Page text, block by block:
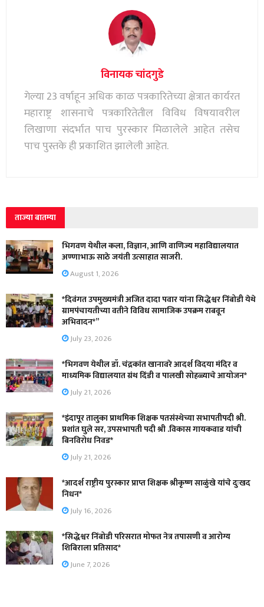
विनायक चांदगुडे
गेल्या 23 वर्षाहून अधिक काळ पत्रकारितेच्या क्षेत्रात कार्यरत
महाराष्ट्र शासनाचे पत्रकारितेतील विविध विषयावरील
लिखाणा संदर्भात पाच पुरस्कार मिळालेले आहेत तसेच
पाच पुस्तके ही प्रकाशित झालेली आहेत.
ताज्या बातम्या
भिगवण येथील कला, विज्ञान, आणि वाणिज्य महाविद्यालयात
अण्णाभाऊ साठे जयंती उत्साहात साजरी.
August 1, 2026
*दिवंगत उपमुख्यमंत्री अजित दादा पवार यांना सिद्धेश्वर निंबोडी येथे
ग्रामपंचायतीच्या वतीने विविध सामाजिक उपक्रम राबवून
अभिवादन*”
July 23, 2026
*भिगवण येथील डॉ. चंद्रकांत खानावरे आदर्श विदया मंदिर व
माध्यमिक विद्यालयात ग्रंथ दिंडी व पालखी सोहळ्याचे आयोजन*
July 21, 2026
*इंदापूर तालुका प्राथमिक शिक्षक पतसंस्थेच्या सभापतीपदी श्री.
प्रशांत घुले सर, उपसभापती पदी श्री .विकास गायकवाड यांची
बिनविरोध निवड*
July 21, 2026
*आदर्श राष्ट्रीय पुरस्कार प्राप्त शिक्षक श्रीकृष्ण साळुंखे यांचे दुःखद
निधन*
July 16, 2026
*सिद्धेश्वर निंबोडी परिसरात मोफत नेत्र तपासणी व आरोग्य
शिबिराला प्रतिसाद*
June 7, 2026